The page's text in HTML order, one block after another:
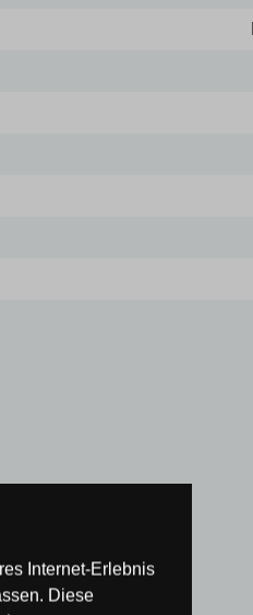
Internet-Erlebnis
Diese